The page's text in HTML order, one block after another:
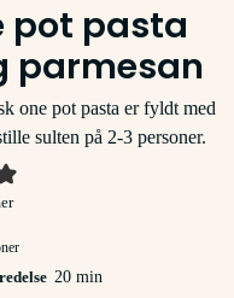
pot pasta
parmesan
one pot pasta er fyldt med
sulten på 2-3 personer.
20minutter
min